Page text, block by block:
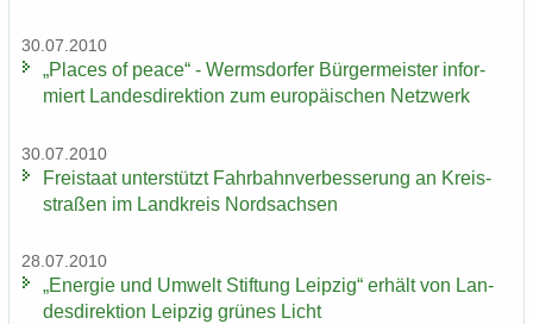
30.07.2010
„Places of peace“ - Werms­dor­fer Bür­ger­meis­ter in­for­
miert Lan­des­di­rek­ti­on zum eu­ro­päi­schen Netz­werk
30.07.2010
Frei­staat un­ter­stützt Fahr­bahn­ver­bes­se­rung an Kreis­
stra­ßen im Land­kreis Nord­sach­sen
28.07.2010
„En­er­gie und Um­welt Stif­tung Leip­zig“ er­hält von Lan­
des­di­rek­ti­on Leip­zig grü­nes Licht